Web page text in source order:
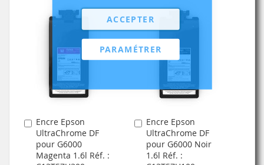
ACCEPTER
PARAMÉTRER
LISTE
D’ENVIE
AU
COMPARATEUR
À
MA
LISTE
D’ENVIE
AU
COMPARATEUR
Encre Epson
UltraChrome DF
pour G6000
Magenta 1.6l Réf. :
Ajouter
au
panier
Encre Epson
UltraChrome DF
pour G6000 Noir
1.6l Réf. :
Ajouter
au
panier